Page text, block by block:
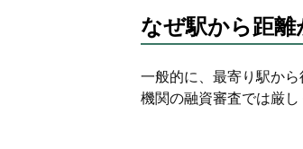
なぜ駅から距
一般的に、最寄り駅か
機関の融資審査では厳し